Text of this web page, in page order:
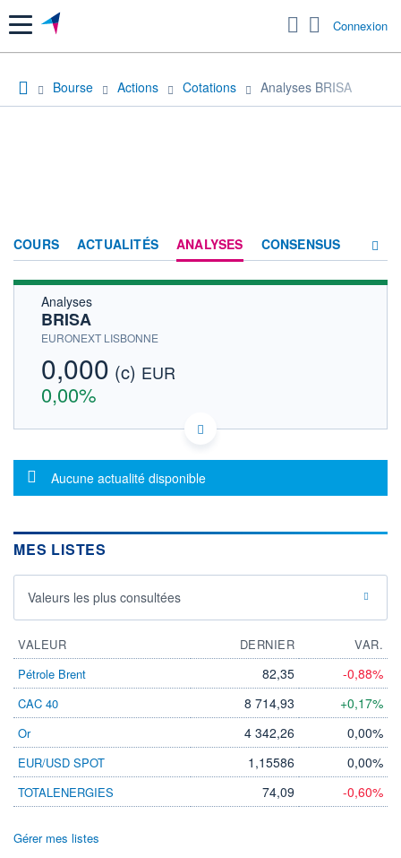
Menu Connexion
Bourse Actions Cotations Analyses BRISA
COURS ACTUALITÉS ANALYSES CONSENSUS
Analyses
BRISA
EURONEXT LISBONNE
0,000 (c) EUR
0,00%
PTBRI0AM0000 BRI
Politique d'exécution
Cotation sur les autres places
0,000 0,000
+ HAUT
VOLUME
LIMITE À LA
BAISSE
0,000
LIMITE À LA
HAUSSE
-
PER ESTIMÉ
DERNIER
DIVIDENDE
0,00 EUR DIVIDENDE
Message d'information
Aucune actualité disponible
MES LISTES
Valeurs les plus consultées
VALEUR DERNIER
VAR.
Pétrole Brent
82,35 -0,88%
CAC 40 8 714,93 +0,17%
Or 4 342,26 0,00%
EUR/USD SPOT 1,15586 0,00%
TOTALENERGIES 74,09 -0,60%
Gérer mes listes